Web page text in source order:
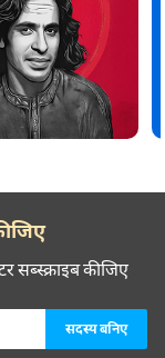
सब्स्क्राइब कीजिए